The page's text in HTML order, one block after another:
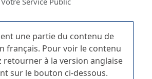
une partie du contenu de
français. Pour voir le contenu
retourner à la version anglaise
sur le bouton ci-dessous.